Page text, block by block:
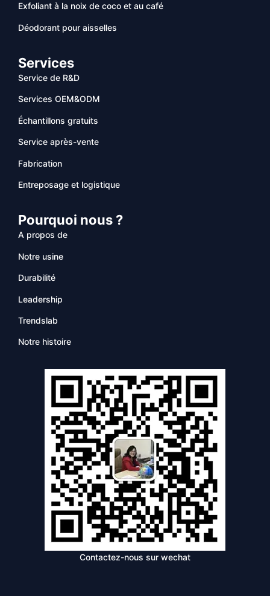
Exfoliant à la noix de coco et au café
Déodorant pour aisselles
Services
Service de R&D
Services OEM&ODM
Échantillons gratuits
Service après-vente
Fabrication
Entreposage et logistique
Pourquoi nous ?
A propos de
Notre usine
Durabilité
Leadership
Trendslab
Notre histoire
Contactez-nous sur wechat